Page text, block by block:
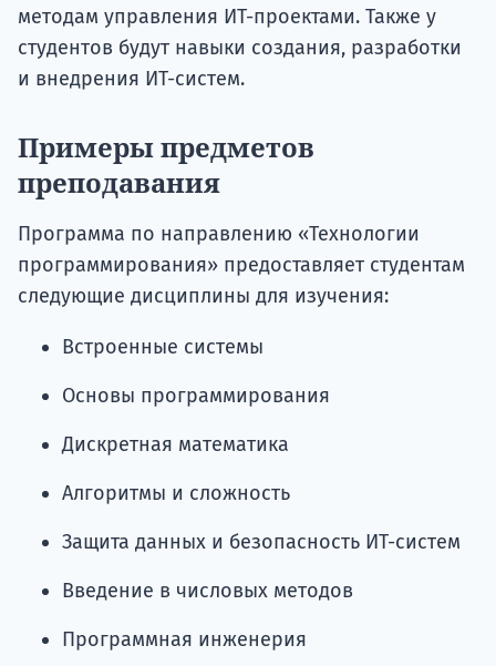
методам управления ИТ-проектами. Также у
студентов будут навыки создания, разработки
и внедрения ИТ-систем.
Примеры предметов
преподавания
Программа по направлению «Технологии
программирования» предоставляет студентам
следующие дисциплины для изучения:
Встроенные системы
Основы программирования
Дискретная математика
Алгоритмы и сложность
Защита данных и безопасность ИТ-систем
Введение в числовых методов
Программная инженерия